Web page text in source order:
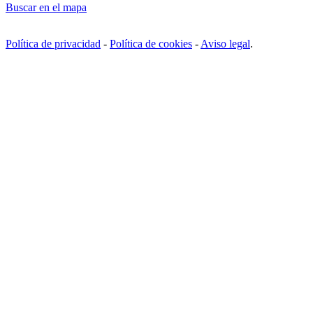
Buscar en el mapa
Política de privacidad - Política de cookies - Aviso legal.